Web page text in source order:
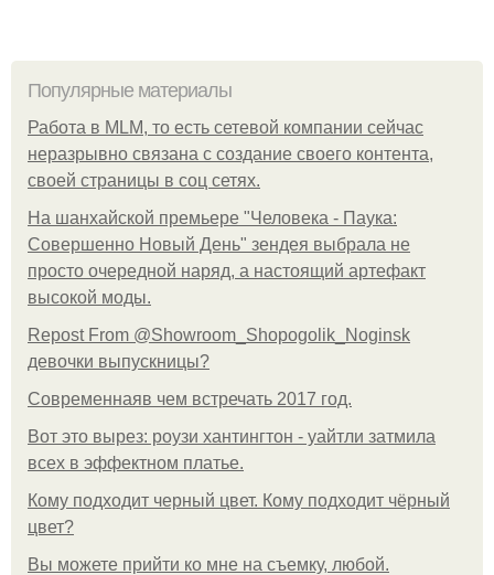
Популярные материалы
Работа в MLM, то есть сетевой компании сейчас
неразрывно связана с создание своего контента,
своей страницы в соц сетях.
На шанхайской премьере "Человека - Паука:
Совершенно Новый День" зендея выбрала не
просто очередной наряд, а настоящий артефакт
высокой моды.
Repost From @Showroom_Shopogolik_Noginsk
девочки выпускницы?
Современнаяв чем встречать 2017 год.
Вот это вырез: роузи хантингтон - уайтли затмила
всех в эффектном платьe.
Кому подходит черный цвет. Кому подходит чёрный
цвет?
Вы можете прийти ко мне на съемку, любой.